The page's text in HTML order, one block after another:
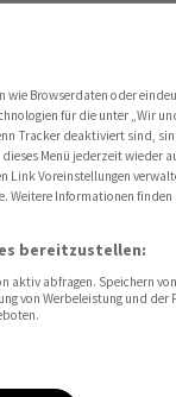
wie Browserdaten oder
für die unter „Wir
Tracker deaktiviert sind,
Menü jederzeit wieder
Link Voreinstellungen
Weitere Informationen finden
bereitzustellen:
aktiv abfragen. Speichern
von Werbeleistung und der